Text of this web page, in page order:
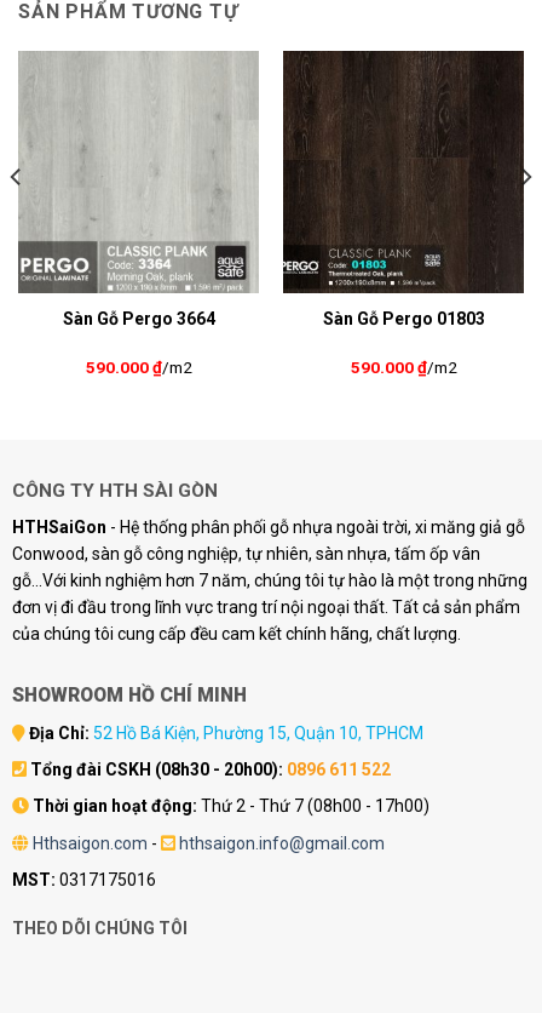
SẢN PHẨM TƯƠNG TỰ
Sàn Gỗ Pergo 3664
590.000₫/m2
Sàn Gỗ Pergo 01803
590.000₫/m2
CÔNG TY HTH SÀI GÒN
HTHSaiGon - Hệ thống phân phối gỗ nhựa ngoài trời, xi măng giả gỗ
Conwood, sàn gỗ công nghiệp, tự nhiên, sàn nhựa, tấm ốp vân
gỗ...Với kinh nghiệm hơn 7 năm, chúng tôi tự hào là một trong những
đơn vị đi đầu trong lĩnh vực trang trí nội ngoại thất. Tất cả sản phẩm
của chúng tôi cung cấp đều cam kết chính hãng, chất lượng.
SHOWROOM HỒ CHÍ MINH
Địa Chỉ: 52 Hồ Bá Kiện, Phường 15, Quận 10, TPHCM
Tổng đài CSKH (08h30 - 20h00): 0896 611 522
Thời gian hoạt động: Thứ 2 - Thứ 7 (08h00 - 17h00)
Hthsaigon.com -
hthsaigon.info@gmail.com
MST: 0317175016
THEO DÕI CHÚNG TÔI